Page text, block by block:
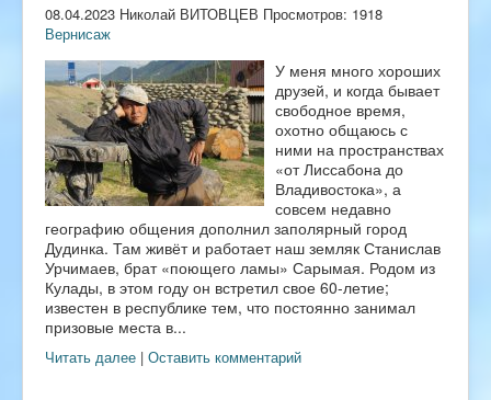
08.04.2023 Николай ВИТОВЦЕВ Просмотров: 1918
Вернисаж
У меня много хороших
друзей, и когда бывает
свободное время,
охотно общаюсь с
ними на пространствах
«от Лиссабона до
Владивостока», а
совсем недавно
географию общения дополнил заполярный город
Дудинка. Там живёт и работает наш земляк Станислав
Урчимаев, брат «поющего ламы» Сарымая. Родом из
Кулады, в этом году он встретил свое 60-летие;
известен в республике тем, что постоянно занимал
призовые места в...
Читать далее | Оставить комментарий